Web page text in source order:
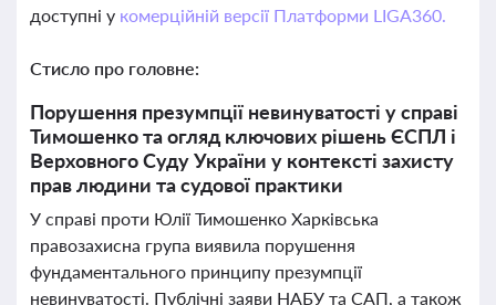
доступні у комерційній версії Платформи LIGA360.
Стисло про головне:
Порушення презумпції невинуватості у справі
Тимошенко та огляд ключових рішень ЄСПЛ і
Верховного Суду України у контексті захисту
прав людини та судової практики
У справі проти Юлії Тимошенко Харківська
правозахисна група виявила порушення
фундаментального принципу презумпції
невинуватості. Публічні заяви НАБУ та САП, а також